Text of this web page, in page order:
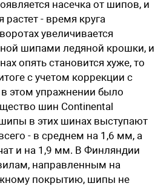
насечка от шипов, и
- время круга
увеличивается
шипами ледяной крошки, и
опять становится хуже, то
с учетом коррекции с
этом упражнении было
шин Continental
в этих шинах выступают
- в среднем на 1,6 мм, а
и на 1,9 мм. В Финляндии
направленным на
покрытию, шипы не